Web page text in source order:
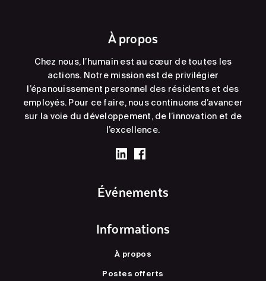
À propos
Chez nous, l’humain est au cœur de toutes les
actions. Notre mission est de privilégier
l’épanouissement personnel des résidents et des
employés. Pour ce faire, nous continuons d’avancer
sur la voie du développement, de l’innovation et de
l’excellence.
Événements
Informations
À propos
Postes offerts